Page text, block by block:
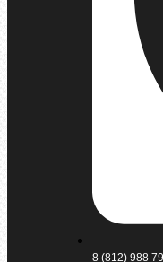
8 (812) 988